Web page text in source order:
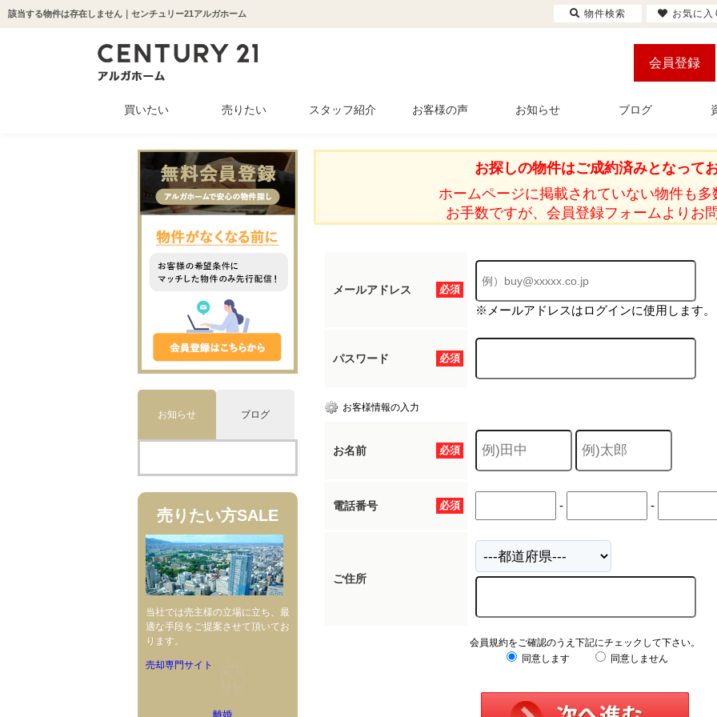
該当する物件は存在しません｜センチュリー21アルガホーム
会員登録
買いたい
新築一戸建て
中古一戸建て
中古マンション
土地
収益物件
売りたい スタッフ紹介 お客様の声 お知らせ ブログ
お探しの物件はご成約済みとなってお
ホームページに掲載されていない物件も多
お手数ですが、会員登録フォームよりお
必須
メールアドレス
※メールアドレスはログインに使用します。
必須
パスワード
お客様情報の入力
必須
お名前
必須
電話番号 - -
ご住所
会員規約をご確認のうえ下記にチェックして下さい。
同意します
同意しません
お知らせ ブログ
売りたい方SALE
当社では売主様の立場に立ち、最
適な手段をご提案させて頂いてお
ります。
売却専門サイト
離婚
物件検索 お気に入